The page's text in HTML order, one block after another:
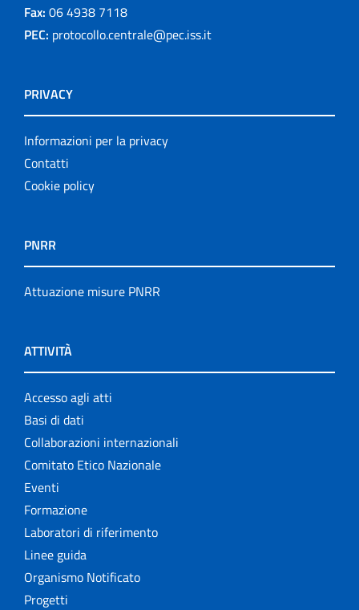
Fax: 06 4938 7118
PEC: protocollo.centrale@pec.iss.it
PRIVACY
Informazioni per la privacy
Contatti
Cookie policy
PNRR
Attuazione misure PNRR
ATTIVITÀ
Accesso agli atti
Basi di dati
Collaborazioni internazionali
Comitato Etico Nazionale
Eventi
Formazione
Laboratori di riferimento
Linee guida
Organismo Notificato
Progetti